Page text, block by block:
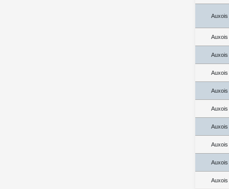
Auxois
Auxois
Auxois
Auxois
Auxois
Auxois
Auxois
Auxois
Auxois
Auxois